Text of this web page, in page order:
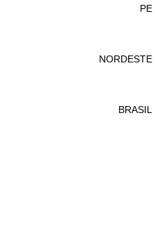
PE
NORDESTE
BRASIL